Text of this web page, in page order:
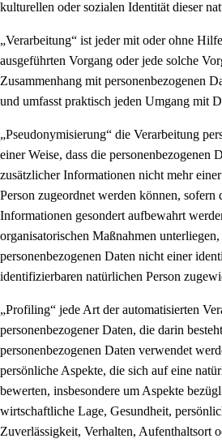
kulturellen oder sozialen Identität dieser
„Verarbeitung“ ist jeder mit oder ohne
ausgeführten Vorgang oder jede solche
Zusammenhang mit personenbezogenen
und umfasst praktisch jeden Umgang mit
„Pseudonymisierung“ die Verarbeitung
einer Weise, dass die personenbezogenen
zusätzlicher Informationen nicht mehr
Person zugeordnet werden können, sofern
Informationen gesondert aufbewahrt
organisatorischen Maßnahmen
personenbezogenen Daten nicht einer
identifizierbaren natürlichen Person
„Profiling“ jede Art der automatisierten
personenbezogener Daten, die darin
personenbezogenen Daten verwendet
persönliche Aspekte, die sich auf eine
bewerten, insbesondere um Aspekte
wirtschaftliche Lage, Gesundheit,
Zuverlässigkeit, Verhalten, Aufenthaltsort